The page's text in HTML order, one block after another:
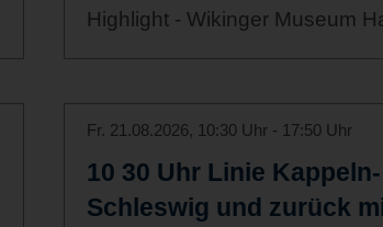
Highlight - Wikinger Museum
Fr. 21.08.2026, 10:30 Uhr - 17:50 Uhr
10 30 Uhr Linie Kappeln-
Schleswig und zurück